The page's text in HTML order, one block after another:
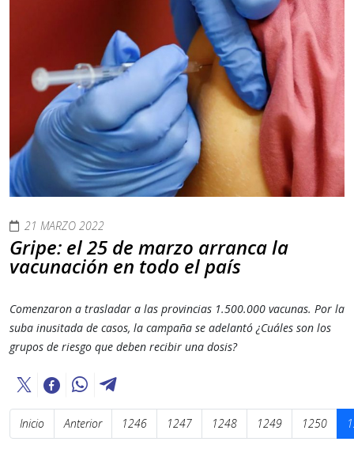
21 MARZO 2022
Gripe: el 25 de marzo arranca la
vacunación en todo el país
Comenzaron a trasladar a las provincias 1.500.000 vacunas. Por la
suba inusitada de casos, la campaña se adelantó ¿Cuáles son los
grupos de riesgo que deben recibir una dosis?
Inicio Anterior 1246 1247 1248 1249 1250